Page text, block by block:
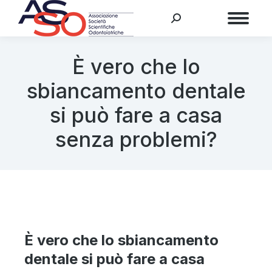
È vero che lo
sbiancamento dentale
si può fare a casa
senza problemi?
È vero che lo sbiancamento
dentale si può fare a casa